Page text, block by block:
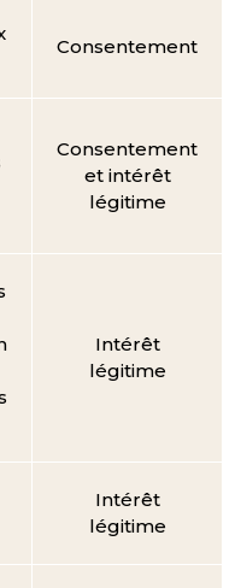
Consentement
Consentement
et intérêt
légitime
Intérêt
légitime
Intérêt
légitime